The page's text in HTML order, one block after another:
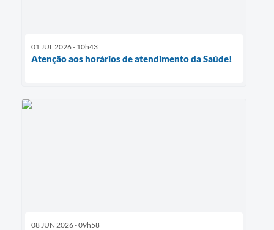
01 JUL 2026 - 10h43
Atenção aos horários de atendimento da Saúde!
08 JUN 2026 - 09h58